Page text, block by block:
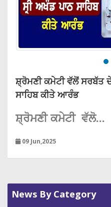
ਸ਼੍ਰੋਮਣੀ ਕਮੇਟੀ ਵੱਲੋਂ ਸਰਬੱਤ
ਸਾਹਿਬ ਕੀਤੇ ਆਰੰਭ
ਸ਼੍ਰੋਮਣੀ ਕਮੇਟੀ ਵੱਲੋ...
09 Jun,2025
News By Category